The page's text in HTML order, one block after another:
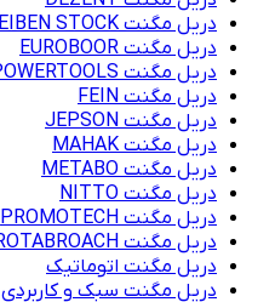
دریل مگنت EIBEN STOCK
دریل مگنت EUROBOOR
دریل مگنت FE POWERTOOLS
دریل مگنت FEIN
دریل مگنت JEPSON
دریل مگنت MAHAK
دریل مگنت METABO
دریل مگنت NITTO
دریل مگنت PROMOTECH
دریل مگنت ROTABROACH
دریل مگنت اتوماتیک
دریل مگنت سبک و کاربردی